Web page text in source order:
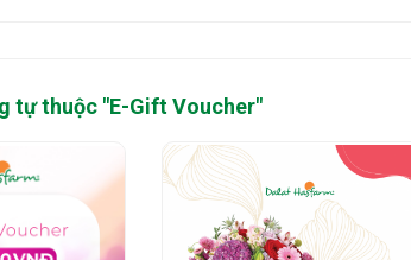
tự thuộc "E-Gift Voucher"